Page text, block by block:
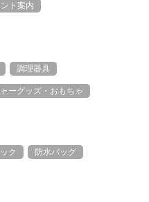
ト案内
調理器具
ーグッズ・おもちゃ
ク 防水バッグ